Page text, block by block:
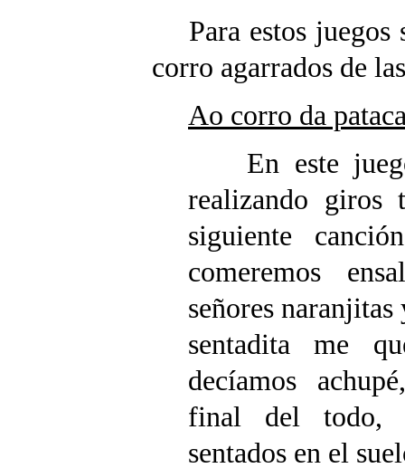
Para estos juegos
corro agarrados de
Ao corro da
En este juego
realizando giros
siguiente
comeremos
señores
sentadita me
decíamos
final del todo,
sentados en el